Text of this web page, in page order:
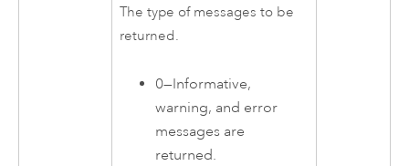
The type of messages to be
returned.
0—Informative,
warning, and error
messages are
returned.